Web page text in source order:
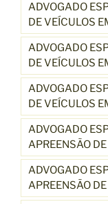
ADVOGADO
DE VEÍCULOS
ADVOGADO
DE VEÍCULOS
ADVOGADO
DE VEÍCULOS
ADVOGADO
APREENSÃO
ADVOGADO
APREENSÃO